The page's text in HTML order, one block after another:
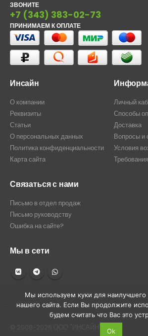
ЗВОНИТЕ
+7 (343) 383-02-73
ПРИНИМАЕМ К ОПЛАТЕ
Инсайн
О компании
Реквизиты
Статьи
О персональных данных
Политика конфиденциальности
Карта сайта
Личный
Способы
Доставка
Вопросы и
Условия
Связаться с нами
Письмо в отдел продаж
Письмо руководству
Ошибка на сайте?
Мы в сети
Мы используем куки для наилучшего
нашего сайта. Если Вы продолжите
будем считать что Вас это
Ok